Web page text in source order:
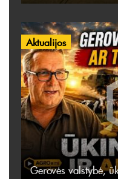
Aktualijos
Gerovės valstybė,